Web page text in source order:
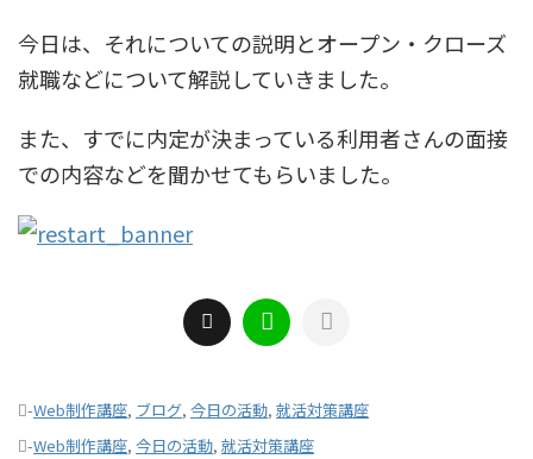
今日は、それについての説明とオープン・クローズ
就職などについて解説していきました。
また、すでに内定が決まっている利用者さんの面接
での内容などを聞かせてもらいました。
-Web制作講座, ブログ, 今日の活動, 就活対策講座
-Web制作講座, 今日の活動, 就活対策講座